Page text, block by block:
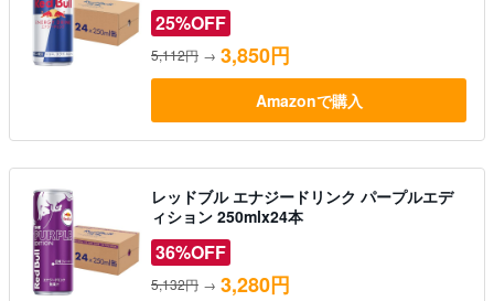
25%OFF
5,112円 → 3,850円
Amazonで購入
レッドブル エナジードリンク パープルエデ
ィション 250mlx24本
36%OFF
5,132円 → 3,280円